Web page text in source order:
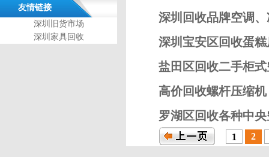
友情链接
深圳旧货市场
深圳家具回收
深圳回收品牌空调
深圳宝安区回收蛋
盐田区回收二手柜
高价回收螺杆压缩
罗湖区回收各种中
1 2